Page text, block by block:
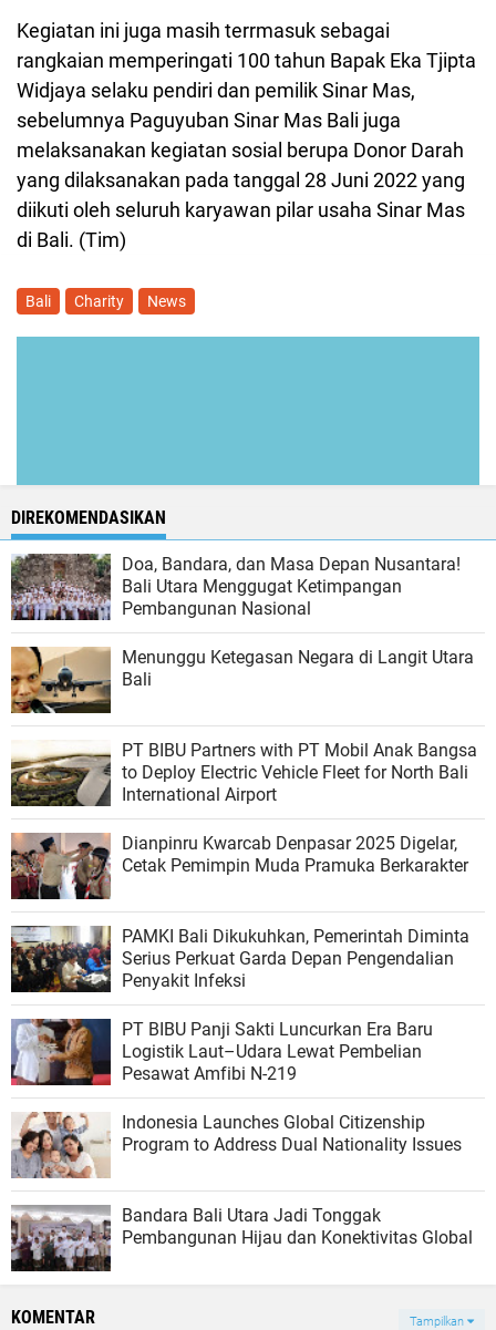
Kegiatan ini juga masih terrmasuk sebagai
rangkaian memperingati 100 tahun Bapak Eka Tjipta
Widjaya selaku pendiri dan pemilik Sinar Mas,
sebelumnya Paguyuban Sinar Mas Bali juga
melaksanakan kegiatan sosial berupa Donor Darah
yang dilaksanakan pada tanggal 28 Juni 2022 yang
diikuti oleh seluruh karyawan pilar usaha Sinar Mas
di Bali. (Tim)
Bali Charity News
DIREKOMENDASIKAN
Doa, Bandara, dan Masa Depan Nusantara!
Bali Utara Menggugat Ketimpangan
Pembangunan Nasional
Menunggu Ketegasan Negara di Langit Utara
Bali
PT BIBU Partners with PT Mobil Anak Bangsa
to Deploy Electric Vehicle Fleet for North Bali
International Airport
Dianpinru Kwarcab Denpasar 2025 Digelar,
Cetak Pemimpin Muda Pramuka Berkarakter
PAMKI Bali Dikukuhkan, Pemerintah Diminta
Serius Perkuat Garda Depan Pengendalian
Penyakit Infeksi
PT BIBU Panji Sakti Luncurkan Era Baru
Logistik Laut–Udara Lewat Pembelian
Pesawat Amfibi N-219
Indonesia Launches Global Citizenship
Program to Address Dual Nationality Issues
Bandara Bali Utara Jadi Tonggak
Pembangunan Hijau dan Konektivitas Global
KOMENTAR Tampilkan